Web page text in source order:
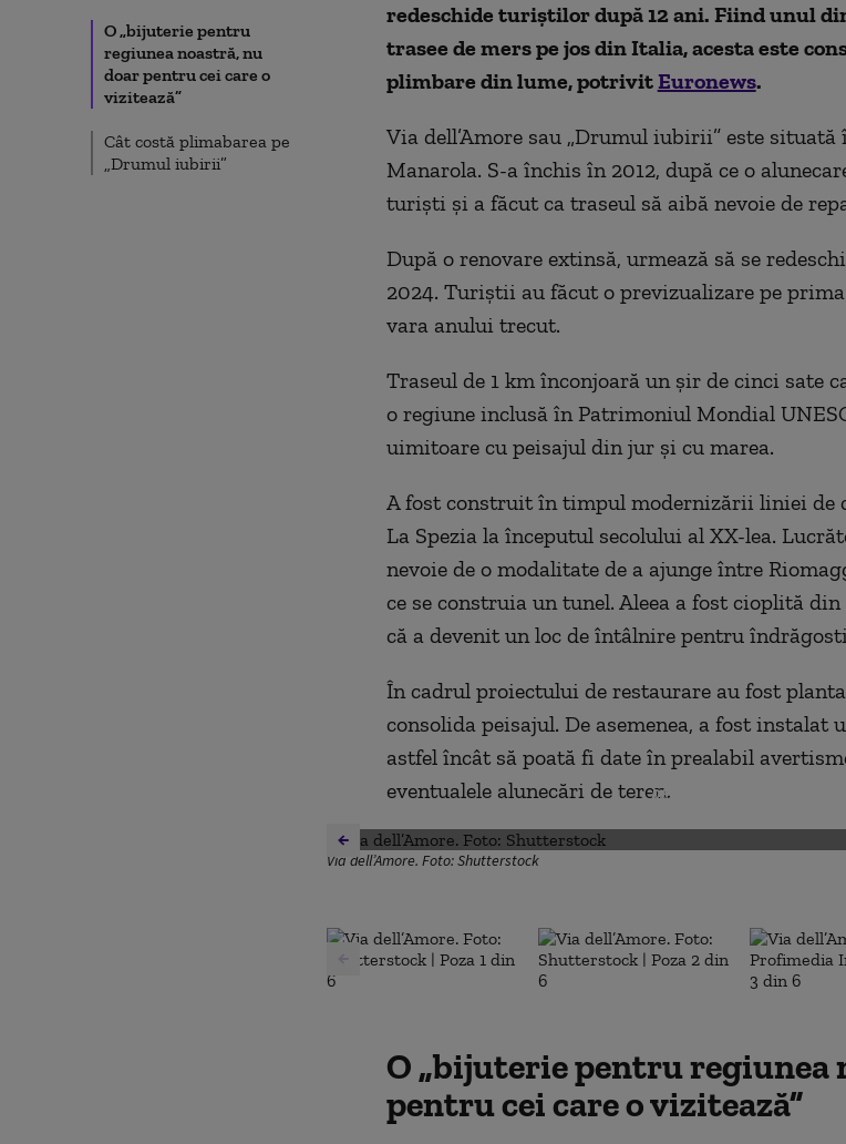
O „bijuterie pentru
regiunea noastră, nu
doar pentru cei care o
vizitează”
Cât costă plimabarea pe
„Drumul iubirii”
redeschide turiștilor după 12 ani. Fiind unul
trasee de mers pe jos din Italia, acesta este
plimbare din lume, potrivitEuronews.
Via dell’Amore sau „Drumul iubirii” este
Manarola. S-a închis în 2012, după ce o
turiști și a făcut ca traseul să aibă nevoie de
După o renovare extinsă, urmează să se
2024. Turiștii au făcut o previzualizare pe
vara anului trecut.
Traseul de 1 km înconjoară un șir de cinci sate
o regiune inclusă în Patrimoniul Mondial
uimitoare cu peisajul din jur și cu marea.
A fost construit în timpul modernizării liniei de
La Spezia la începutul secolului al XX-lea.
nevoie de o modalitate de a ajunge între
ce se construia un tunel. Aleea a fost cioplită
că a devenit un loc de întâlnire pentru
În cadrul proiectului de restaurare au fost
consolida peisajul. De asemenea, a fost instalat
astfel încât să poată fi date în prealabil
eventualele alunecări de teren.
Via dell’Amore. Foto: Shutterstock
DESCHIDE GALERIA FOTO
O „bijuterie pentru regiunea
pentru cei care o vizitează”